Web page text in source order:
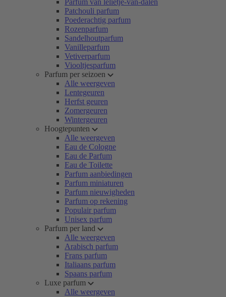
Parfum van lelietje-van-dalen
Patchouli parfum
Poederachtig parfum
Rozenparfum
Sandelhoutparfum
Vanilleparfum
Vetiverparfum
Viooltjesparfum
Parfum per seizoen
Alle weergeven
Lentegeuren
Herfst geuren
Zomergeuren
Wintergeuren
Hoogtepunten
Alle weergeven
Eau de Cologne
Eau de Parfum
Eau de Toilette
Parfum aanbiedingen
Parfum miniaturen
Parfum nieuwigheden
Parfum op rekening
Populair parfum
Unisex parfum
Parfum per land
Alle weergeven
Arabisch parfum
Frans parfum
Italiaans parfum
Spaans parfum
Luxe parfum
Alle weergeven